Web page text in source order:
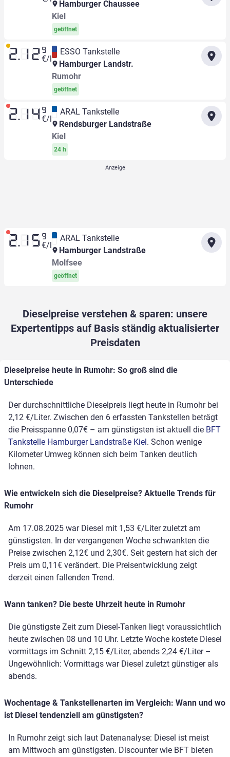
Hamburger Chaussee
Kiel
geöffnet
2.12 9
€/l
ESSO Tankstelle
Hamburger Landstr.
Rumohr
geöffnet
2.14 9
€/l
ARAL Tankstelle
Rendsburger Landstraße
Kiel
24 h
2.15 9
€/l
ARAL Tankstelle
Hamburger Landstraße
Molfsee
geöffnet
Dieselpreise verstehen & sparen: unsere
Expertentipps auf Basis ständig aktualisierter
Preisdaten
Dieselpreise heute in Rumohr: So groß sind die
Unterschiede
Der durchschnittliche Dieselpreis liegt heute in Rumohr bei
2,12 €/Liter. Zwischen den 6 erfassten Tankstellen beträgt
die Preisspanne 0,07€ – am günstigsten ist aktuell die BFT
Tankstelle Hamburger Landstraße Kiel . Schon wenige
Kilometer Umweg können sich beim Tanken deutlich
lohnen.
Wie entwickeln sich die Dieselpreise? Aktuelle Trends für
Rumohr
Am 17.08.2025 war Diesel mit 1,53 €/Liter zuletzt am
günstigsten. In der vergangenen Woche schwankten die
Preise zwischen 2,12€ und 2,30€. Seit gestern hat sich der
Preis um 0,11€ verändert. Die Preisentwicklung zeigt
derzeit einen fallenden Trend.
Wann tanken? Die beste Uhrzeit heute in Rumohr
Die günstigste Zeit zum Diesel-Tanken liegt voraussichtlich
heute zwischen 08 und 10 Uhr. Letzte Woche kostete Diesel
vormittags im Schnitt 2,15 €/Liter, abends 2,24 €/Liter –
Ungewöhnlich: Vormittags war Diesel zuletzt günstiger als
abends.
Wochentage & Tankstellenarten im Vergleich: Wann und wo
ist Diesel tendenziell am günstigsten?
In Rumohr zeigt sich laut Datenanalyse: Diesel ist meist
am Mittwoch am günstigsten. Discounter wie BFT bieten